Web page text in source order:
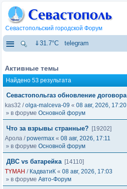
Севастопольский городской Форум
⇓31.7°C telegram
Активные темы
Найдено 53 результата
Севастопольгаз обновление договора
kas32 /olga-malceva-09 « 08 авг, 2026, 17:20
» в форуме Основной форум
Что за взрывы странные? [19202]
Арола /powermax « 08 авг, 2026, 17:11
» в форуме Основной форум
ДВС vs батарейка [14110]
TYMAH / КадватиК « 08 авг, 2026, 17:03
» в форуме Авто-Форум